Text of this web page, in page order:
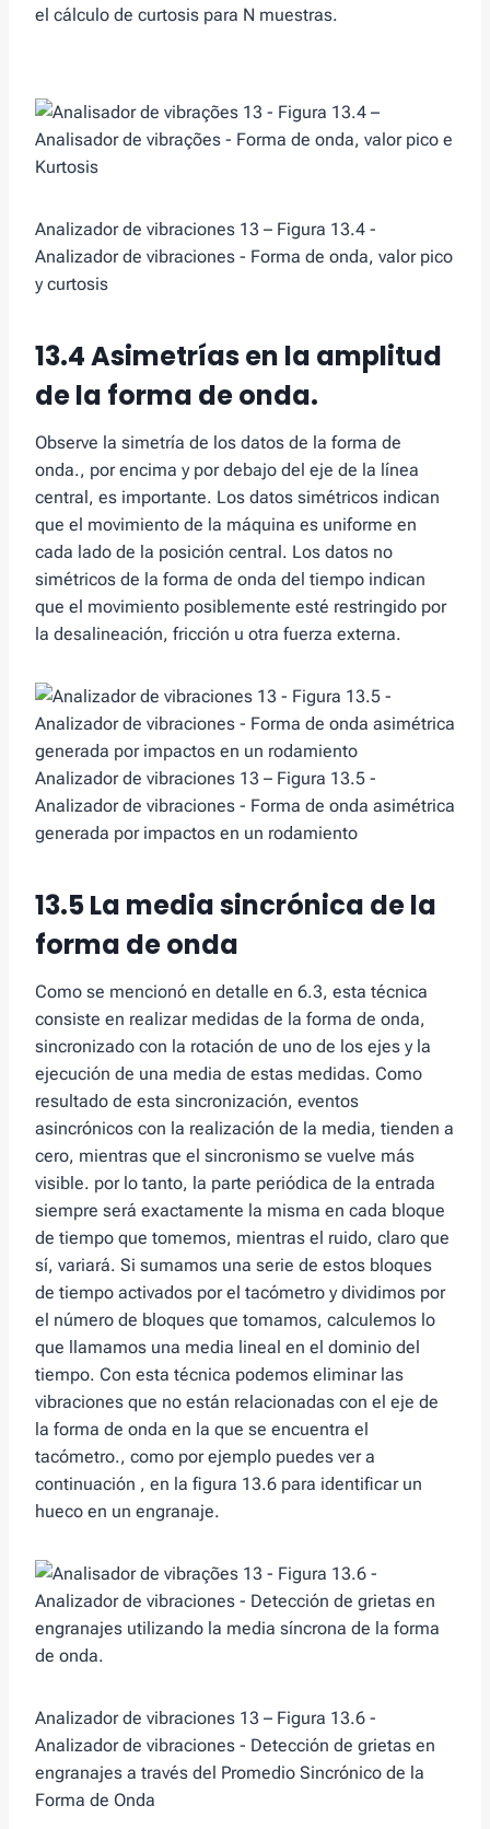
el cálculo de curtosis para N muestras.
Analizador de vibraciones 13 – Figura 13.4 -
Analizador de vibraciones - Forma de onda, valor pico
y curtosis
13.4 Asimetrías en la amplitud
de la forma de onda.
Observe la simetría de los datos de la forma de
onda., por encima y por debajo del eje de la línea
central, es importante. Los datos simétricos indican
que el movimiento de la máquina es uniforme en
cada lado de la posición central. Los datos no
simétricos de la forma de onda del tiempo indican
que el movimiento posiblemente esté restringido por
la desalineación, fricción u otra fuerza externa.
Analizador de vibraciones 13 – Figura 13.5 -
Analizador de vibraciones - Forma de onda asimétrica
generada por impactos en un rodamiento
13.5 La media sincrónica de la
forma de onda
Como se mencionó en detalle en 6.3, esta técnica
consiste en realizar medidas de la forma de onda,
sincronizado con la rotación de uno de los ejes y la
ejecución de una media de estas medidas. Como
resultado de esta sincronización, eventos
asincrónicos con la realización de la media, tienden a
cero, mientras que el sincronismo se vuelve más
visible. por lo tanto, la parte periódica de la entrada
siempre será exactamente la misma en cada bloque
de tiempo que tomemos, mientras el ruido, claro que
sí, variará. Si sumamos una serie de estos bloques
de tiempo activados por el tacómetro y dividimos por
el número de bloques que tomamos, calculemos lo
que llamamos una media lineal en el dominio del
tiempo. Con esta técnica podemos eliminar las
vibraciones que no están relacionadas con el eje de
la forma de onda en la que se encuentra el
tacómetro., como por ejemplo puedes ver a
continuación , en la figura 13.6 para identificar un
hueco en un engranaje.
Analizador de vibraciones 13 – Figura 13.6 -
Analizador de vibraciones - Detección de grietas en
engranajes a través del Promedio Sincrónico de la
Forma de Onda